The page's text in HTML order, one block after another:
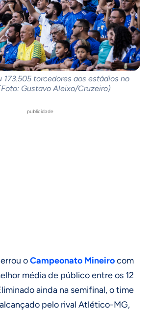
173.505 torcedores aos estádios no
Gustavo Aleixo/Cruzeiro)
publicidade
oCampeonato Mineirocom
média de público entre os 12
ainda na semifinal, o time
pelo rival Atlético-MG,